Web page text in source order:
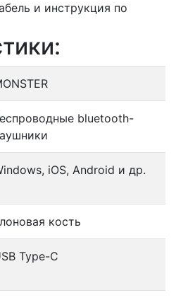
и инструкция по
bluetooth-
iOS, Android и др.
кость
Type-C